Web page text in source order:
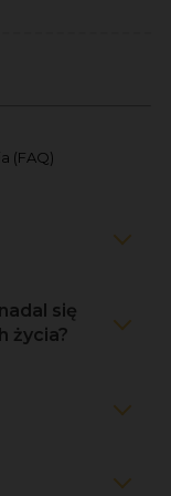
(FAQ)
się
życia?